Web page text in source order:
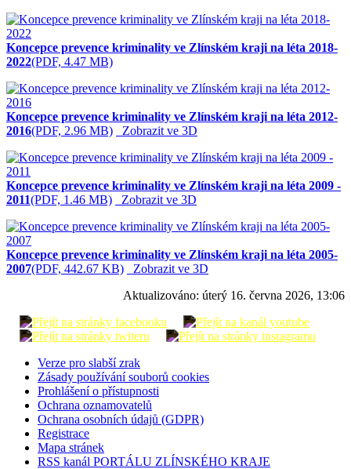
Koncepce prevence kriminality ve Zlínském kraji na léta 2018-
2022(PDF, 4.47 MB)
Koncepce prevence kriminality ve Zlínském kraji na léta 2012-
2016(PDF, 2.96 MB) Zobrazit ve 3D
Koncepce prevence kriminality ve Zlínském kraji na léta 2009 -
2011(PDF, 1.46 MB) Zobrazit ve 3D
Koncepce prevence kriminality ve Zlínském kraji na léta 2005-
2007(PDF, 442.67 KB)
Zobrazit ve 3D
Aktualizováno: úterý 16. června 2026, 13:06
Verze pro slabší zrak
Zásady používání souborů cookies
Prohlášení o přístupnosti
Ochrana oznamovatelů
Ochrana osobních údajů (GDPR)
Registrace
Mapa stránek
RSS kanál PORTÁLU ZLÍNSKÉHO KRAJE